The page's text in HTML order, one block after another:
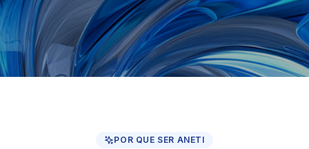
POR QUE SER ANETI